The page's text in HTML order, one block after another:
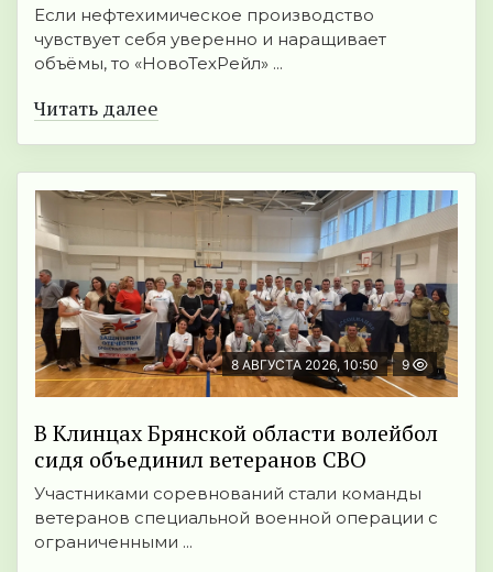
Если нефтехимическое производство
чувствует себя уверенно и наращивает
объёмы, то «НовоТехРейл» ...
Читать далее
8 АВГУСТА 2026, 10:50 9
В Клинцах Брянской области волейбол
сидя объединил ветеранов СВО
Участниками соревнований стали команды
ветеранов специальной военной операции с
ограниченными ...